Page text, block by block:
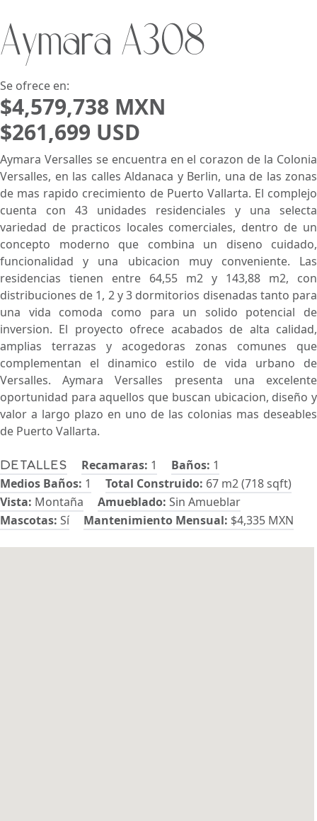
Pie de Playa
Aymara A308
Se ofrece en:
$4,579,738 MXN
$261,699 USD
Detalles Recamaras: 1 Baños: 1
Medios Baños: 1 Total Construido: 67 m2 (718 sqft)
Vista: Montaña Amueblado: Sin Amueblar
Mascotas: Sí Mantenimiento Mensual: $4,335 MXN
Aymara Versalles se encuentra en el corazon de la Colonia
Versalles, en las calles Aldanaca y Berlin, una de las zonas
de mas rapido crecimiento de Puerto Vallarta. El complejo
cuenta con 43 unidades residenciales y una selecta
variedad de practicos locales comerciales, dentro de un
concepto moderno que combina un diseno cuidado,
funcionalidad y una ubicacion muy conveniente. Las
residencias tienen entre 64,55 m2 y 143,88 m2, con
distribuciones de 1, 2 y 3 dormitorios disenadas tanto para
una vida comoda como para un solido potencial de
inversion. El proyecto ofrece acabados de alta calidad,
amplias terrazas y acogedoras zonas comunes que
complementan el dinamico estilo de vida urbano de
Versalles. Aymara Versalles presenta una excelente
oportunidad para aquellos que buscan ubicacion, diseño y
valor a largo plazo en uno de las colonias mas deseables
de Puerto Vallarta.